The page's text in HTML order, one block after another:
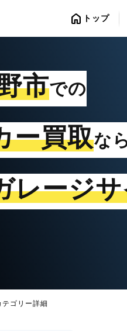
home トップ
市での
ー買取な
レージ
ゴリー詳細